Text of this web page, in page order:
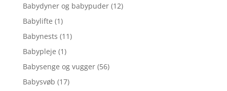
Babydyner og babypuder (12)
Babylifte (1)
Babynests (11)
Babypleje (1)
Babysenge og vugger (56)
Babysvøb (17)